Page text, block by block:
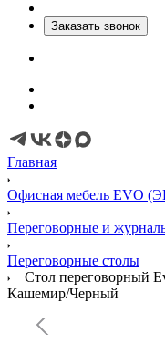
Заказать звонок
Главная
Офисная мебель EVO
Переговорные и
Переговорные столы
Стол переговорный
Кашемир/Черный